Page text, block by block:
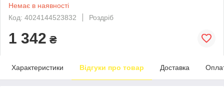
Немає в наявності
Код: 4024144523832
Роздріб
1 342 ₴
Характеристики Відгуки про товар Доставка